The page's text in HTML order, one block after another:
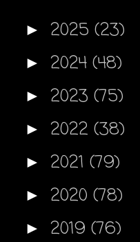
► 2025 (23)
► 2024 (48)
► 2023 (75)
► 2022 (38)
► 2021 (79)
► 2020 (78)
► 2019 (76)